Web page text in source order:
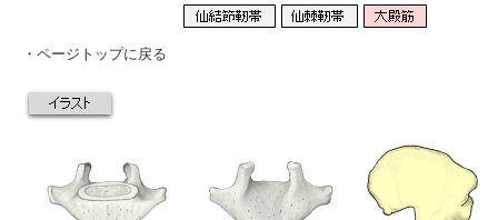
・ ページトップに戻る